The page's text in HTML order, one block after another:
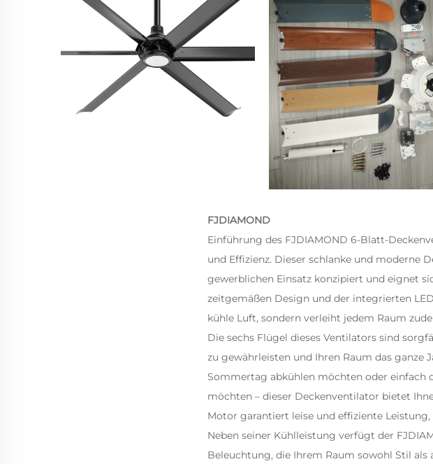
FJDIAMOND
Einführung des FJDIAMOND 6-Blatt-
und Effizienz. Dieser schlanke und moderne
gewerblichen Einsatz konzipiert und eignet
zeitgemäßen Design und der integrierten
kühle Luft, sondern verleiht jedem Raum
Die sechs Flügel dieses Ventilators sind
zu gewährleisten und Ihren Raum das ganze
Sommertag abkühlen möchten oder einfach
möchten – dieser Deckenventilator bietet
Motor garantiert leise und effiziente
Neben seiner Kühlleistung verfügt der
Beleuchtung, die Ihrem Raum sowohl Stil